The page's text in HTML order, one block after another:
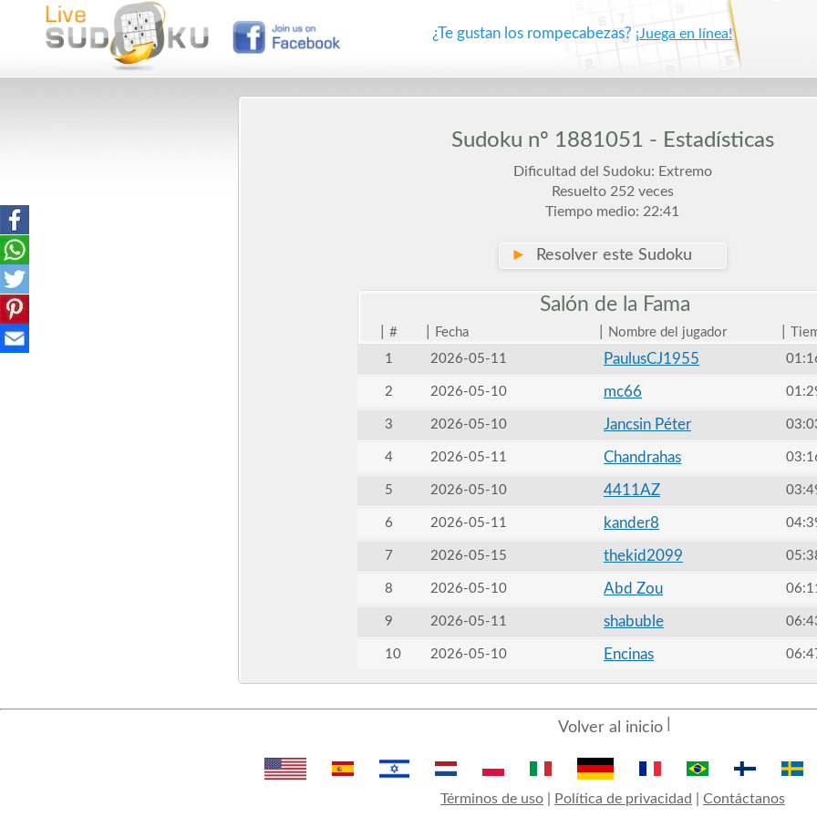
¿Te gustan los rompecabezas? ¡Juega en línea!
Sudoku nº 1881051 - Estadísticas
Dificultad del Sudoku: Extremo
Resuelto 252 veces
Tiempo medio: 22:41
► Resolver este Sudoku
Salón de la Fama
# Fecha Nombre del jugador
1
2026-05-11 PaulusCJ1955
2 2026-05-10 mc66
3 2026-05-10 Jancsin Péter
4 2026-05-11 Chandrahas
5 2026-05-10 4411AZ
6 2026-05-11 kander8
7 2026-05-15 thekid2099
8 2026-05-10 Abd Zou
9 2026-05-11 shabuble
10 2026-05-10 Encinas
Volver al inicio
Términos de uso| Política de privacidad Contáctanos